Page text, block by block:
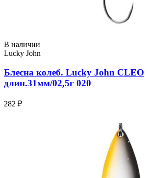
В наличии
Lucky John
Блесна колеб. Lucky John CLEO
длин.31мм/02,5г 020
282 ₽